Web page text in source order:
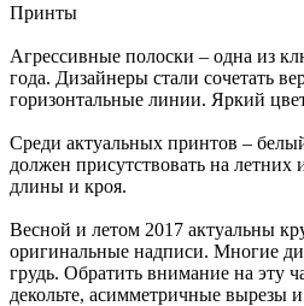
Принты
Агрессивные полоски – одна из
года. Дизайнеры стали сочетать
горизонтальные линии. Яркий
Среди актуальных принтов –
должен присутствовать на летних
длины и кроя.
Весной и летом 2017 актуальны
оригинальные надписи. Многие
грудь. Обратить внимание на эту
декольте, асимметричные вырезы